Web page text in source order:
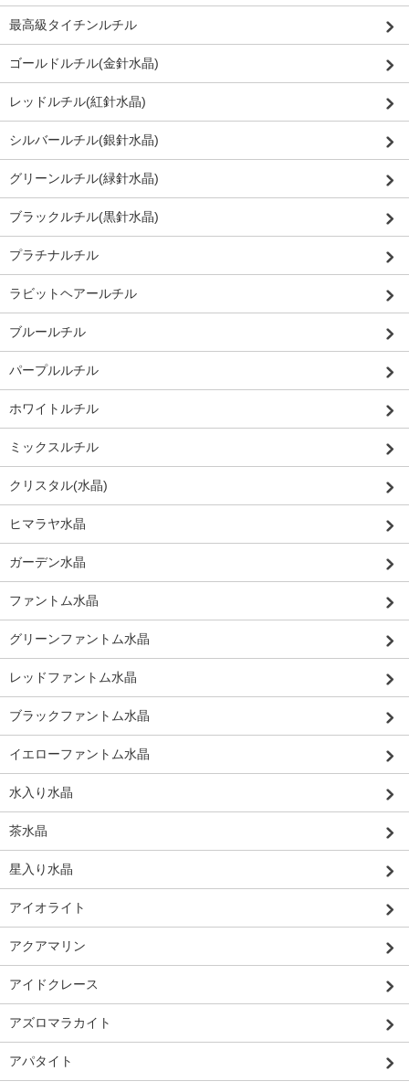
最高級タイチンルチル
ゴールドルチル(金針水晶)
レッドルチル(紅針水晶)
シルバールチル(銀針水晶)
グリーンルチル(緑針水晶)
ブラックルチル(黒針水晶)
プラチナルチル
ラビットヘアールチル
ブルールチル
パープルルチル
ホワイトルチル
ミックスルチル
クリスタル(水晶)
ヒマラヤ水晶
ガーデン水晶
ファントム水晶
グリーンファントム水晶
レッドファントム水晶
ブラックファントム水晶
イエローファントム水晶
水入り水晶
茶水晶
星入り水晶
アイオライト
アクアマリン
アイドクレース
アズロマラカイト
アパタイト